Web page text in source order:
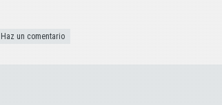
Haz un comentario